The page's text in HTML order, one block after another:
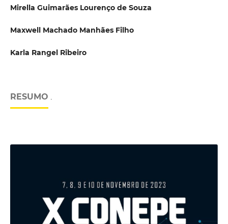
Mirella Guimarães Lourenço de Souza
Maxwell Machado Manhães Filho
Karla Rangel Ribeiro
RESUMO .